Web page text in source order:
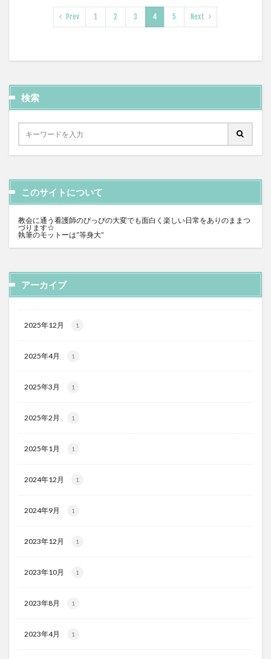
Prev 1 2 3 4 5 Next
検索
このサイトについて
教会に通う看護師のぴっぴの大変でも面白く楽しい日常をありのままつ
づります☆
執筆のモットーは”等身大”
アーカイブ
2025年12月 1
2025年4月 1
2025年3月 1
2025年2月 1
2025年1月 1
2024年12月 1
2024年9月 1
2023年12月 1
2023年10月 1
2023年8月 1
2023年4月 1